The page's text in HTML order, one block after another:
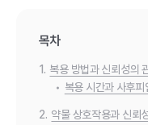
목차
1. 복용 방법과 신뢰성의
• 복용 시간과 사후
2. 약물 상호작용과 신뢰